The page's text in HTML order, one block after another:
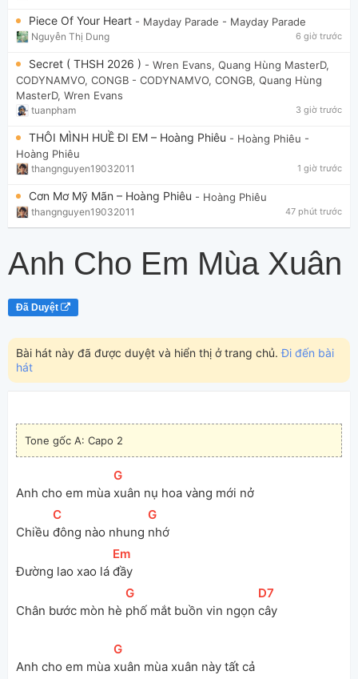
Piece Of Your Heart - Mayday Parade - Mayday Parade
Nguyễn Thị Dung 6 giờ trước
Secret ( THSH 2026 ) - Wren Evans, Quang Hùng MasterD,
CODYNAMVO, CONGB - CODYNAMVO, CONGB, Quang Hùng
MasterD, Wren Evans
tuanpham 3 giờ trước
THÔI MÌNH HUỀ ĐI EM – Hoàng Phiêu - Hoàng Phiêu -
Hoàng Phiêu
thangnguyen19032011 1 giờ trước
Cơn Mơ Mỹ Mãn – Hoàng Phiêu - Hoàng Phiêu
thangnguyen19032011 47 phút trước
Anh Cho Em Mùa Xuân
Đã Duyệt
Bài hát này đã được duyệt và hiển thị ở trang chủ.Đi đến bài
hát
Tone gốc A: Capo 2
Anh cho em mùa
[
G
xuân nụ hoa vàng mới nở
Chiều
[
C
đông nào nhung
[
G
nhớ
Đường lao xao lá
[Em
đầy
Chân bước mòn hè
[
G
phố mắt buồn vin ngọn
[D7
cây
Anh cho em mùa
[
G
xuân mùa xuân này tất cả